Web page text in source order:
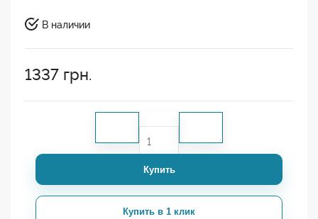
В наличии
1337 грн.
Купить
Купить в 1 клик